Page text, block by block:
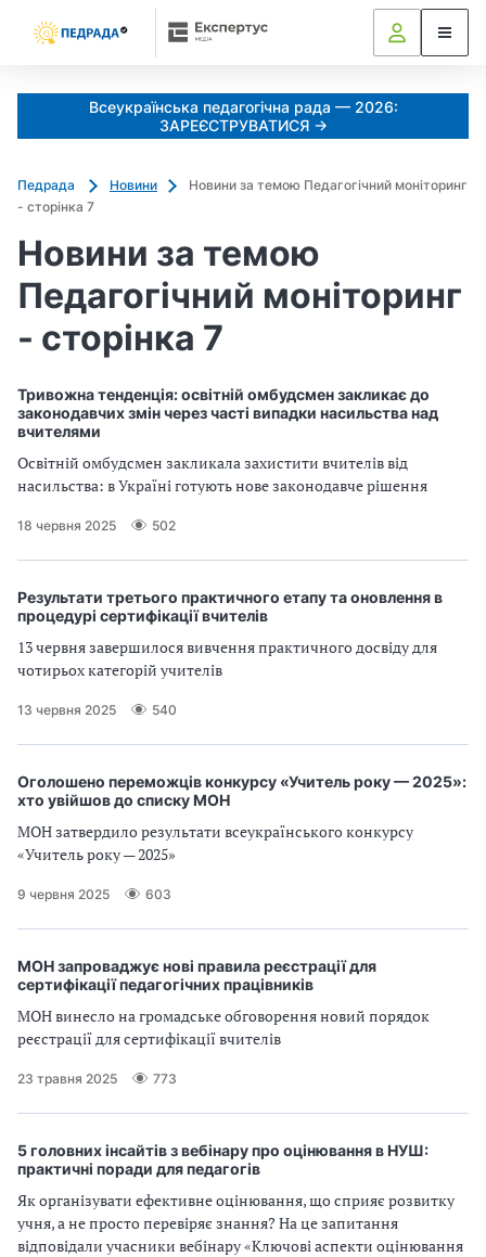
Всеукраїнська педагогічна рада — 2026:
ЗАРЕЄСТРУВАТИСЯ →
Педрада Новини
Новини за темою Педагогічний моніторинг
- сторінка 7
Новини за темою
Педагогічний моніторинг
- сторінка 7
Тривожна тенденція: освітній омбудсмен закликає до
законодавчих змін через часті випадки насильства над
вчителями
Освітній омбудсмен закликала захистити вчителів від
насильства: в Україні готують нове законодавче рішення
18 червня 2025 502
Результати третього практичного етапу та оновлення в
процедурі сертифікації вчителів
13 червня завершилося вивчення практичного досвіду для
чотирьох категорій учителів
13 червня 2025 540
Оголошено переможців конкурсу «Учитель року — 2025»:
хто увійшов до списку МОН
МОН затвердило результати всеукраїнського конкурсу
«Учитель року — 2025»
9 червня 2025 603
МОН запроваджує нові правила реєстрації для
сертифікації педагогічних працівників
МОН винесло на громадське обговорення новий порядок
реєстрації для сертифікації вчителів
23 травня 2025 773
5 головних інсайтів з вебінару про оцінювання в НУШ:
практичні поради для педагогів
Як організувати ефективне оцінювання, що сприяє розвитку
учня, а не просто перевіряє знання? На це запитання
відповідали учасники вебінару «Ключові аспекти оцінювання